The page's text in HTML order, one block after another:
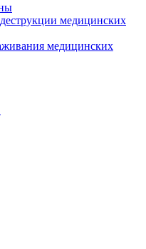
медицинских
медицинских